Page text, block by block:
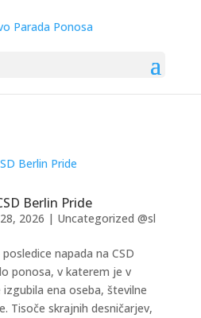
Berlin Pride
2026 | Uncategorized @sl
napada na CSD
ponosa, v katerem je v
ena oseba, številne
Tisoče skrajnih desničarjev,